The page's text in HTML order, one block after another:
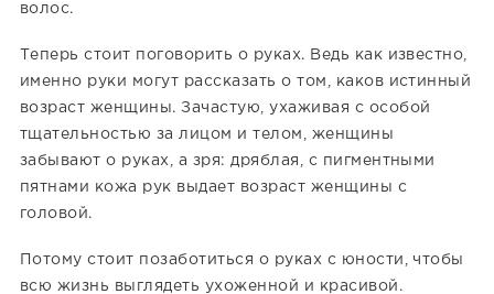
волос.
Теперь стоит поговорить о руках. Ведь как известно,
именно руки могут рассказать о том, каков истинный
возраст женщины. Зачастую, ухаживая с особой
тщательностью за лицом и телом, женщины
забывают о руках, а зря: дряблая, с пигментными
пятнами кожа рук выдает возраст женщины с
головой.
Потому стоит позаботиться о руках с юности, чтобы
всю жизнь выглядеть ухоженной и красивой.